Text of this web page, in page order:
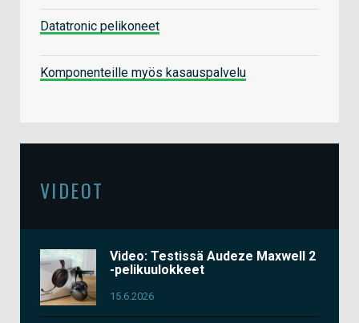
Datatronic pelikoneet
Komponenteille myös kasauspalvelu
VIDEOT
Video: Testissä Audeze Maxwell 2
-pelikuulokkeet
15.6.2026